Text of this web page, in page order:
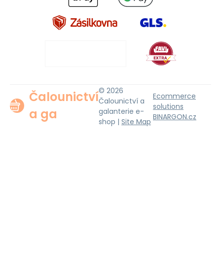
Čalounictví
a ga
© 2026
Čalounictví a
galanterie e-
shop | Site Map
Ecommerce
solutions
BINARGON.cz